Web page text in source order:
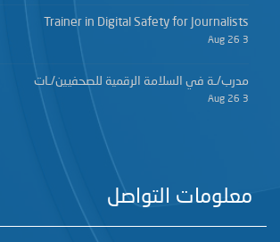
Trainer in Digital Safety for Journalists
3 Aug 26
مدرب/ـة في السلامة الرقمية للصحفيين/ـات
3 Aug 26
معلومات التواصل